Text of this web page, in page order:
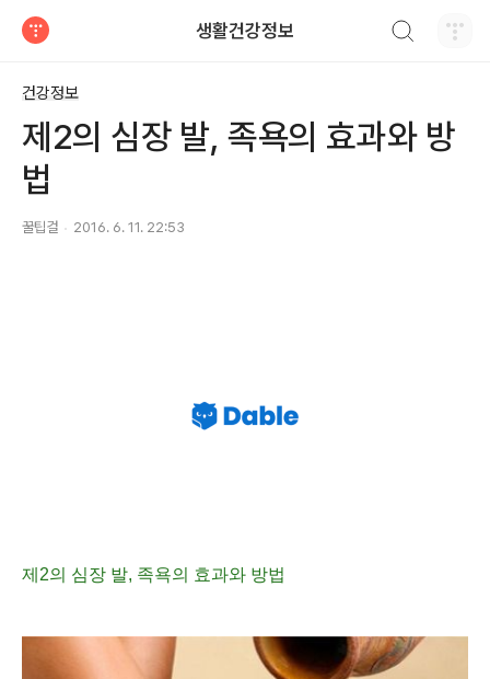
생활건강정보
건강정보
제2의 심장 발, 족욕의 효과와 방
법
꿀팁걸 2016. 6. 11. 22:53
제2의 심장 발, 족욕의 효과와 방법